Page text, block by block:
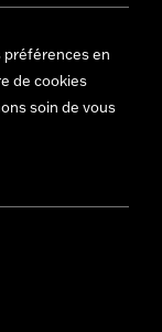
préférences en
de cookies
soin de vous